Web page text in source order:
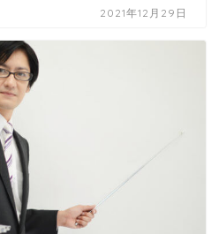
2021年12月29日